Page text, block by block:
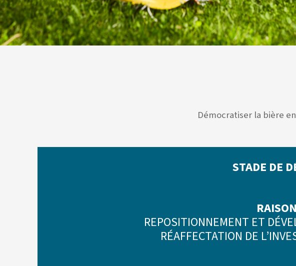
Démocratiser la bière
STADE DE
REPOSITIONNEMENT ET
RÉAFFECTATION DE